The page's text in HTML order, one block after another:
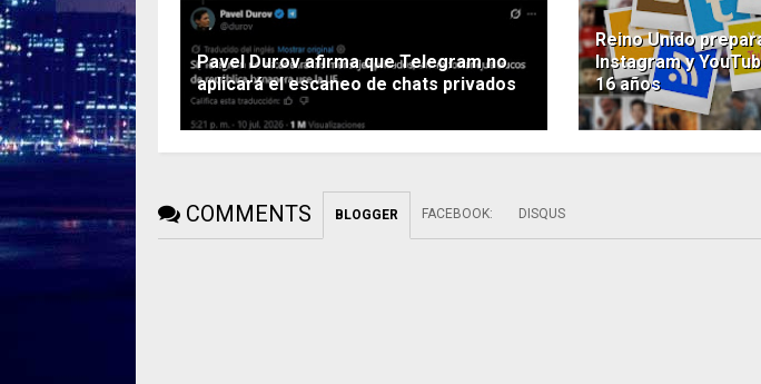
Pavel Durov afirma que Telegram no
aplicará el escaneo de chats privados
Reino Unido
Instagram y
16 años
COMMENTS BLOGGER FACEBOOK: DISQUS